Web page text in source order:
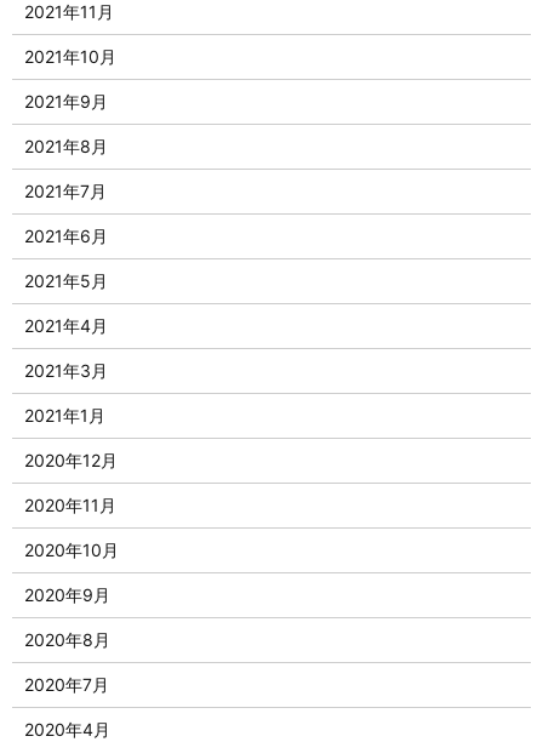
2021年11月
2021年10月
2021年9月
2021年8月
2021年7月
2021年6月
2021年5月
2021年4月
2021年3月
2021年1月
2020年12月
2020年11月
2020年10月
2020年9月
2020年8月
2020年7月
2020年4月